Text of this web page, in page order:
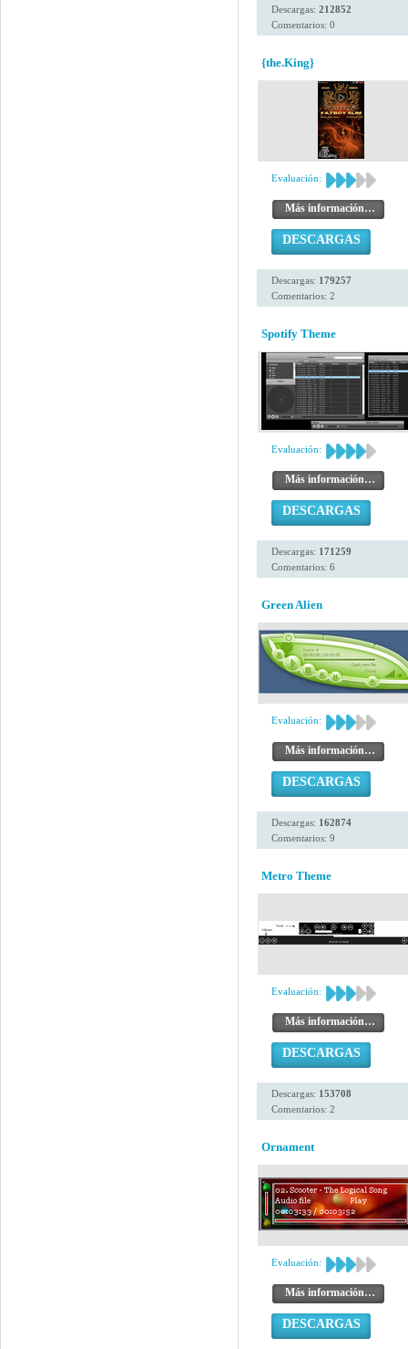
Descargas: 212852
Comentarios: 0
{the.King}
Evaluación:
Más información…
DESCARGAS
Descargas: 179257
Comentarios: 2
Spotify Theme
Evaluación:
Más información…
DESCARGAS
Descargas: 171259
Comentarios: 6
Green Alien
Evaluación:
Más información…
DESCARGAS
Descargas: 162874
Comentarios: 9
Metro Theme
Evaluación:
Más información…
DESCARGAS
Descargas: 153708
Comentarios: 2
Ornament
Evaluación:
Más información…
DESCARGAS